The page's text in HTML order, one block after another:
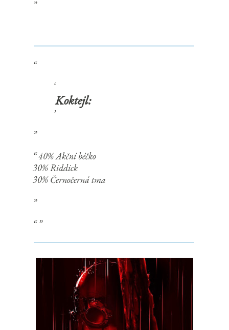
Koktejl:
40% Akční béčko
30% Riddick
30% Černočerná tma